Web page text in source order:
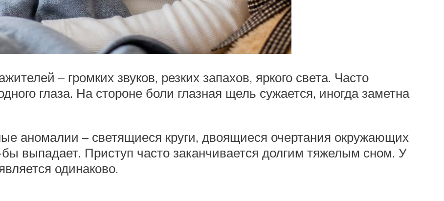
– громких звуков, резких запахов, яркого света. Часто
глаза. На стороне боли глазная щель сужается, иногда заметна
аномалии – светящиеся круги, двоящиеся очертания окружающих
выпадает. Приступ часто заканчивается долгим тяжелым сном. У
одинаково.